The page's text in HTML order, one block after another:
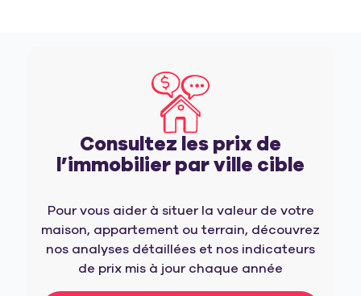
Consultez les prix de
l’immobilier par ville cible
Pour vous aider à situer la valeur de votre
maison, appartement ou terrain, découvrez
nos analyses détaillées et nos indicateurs
de prix mis à jour chaque année